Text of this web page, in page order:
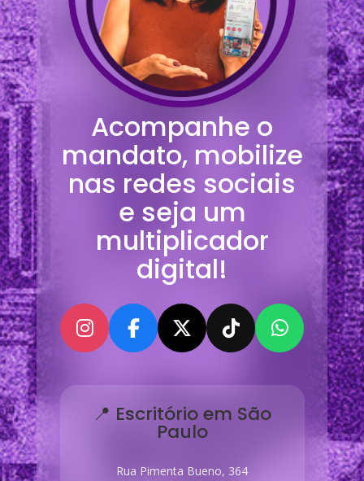
Acompanhe o
mandato, mobilize
nas redes sociais
e seja um
multiplicador
digital!
📍 Escritório em São
Paulo
Rua Pimenta Bueno, 364